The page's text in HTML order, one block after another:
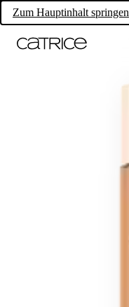
Zum Hauptinhalt springen